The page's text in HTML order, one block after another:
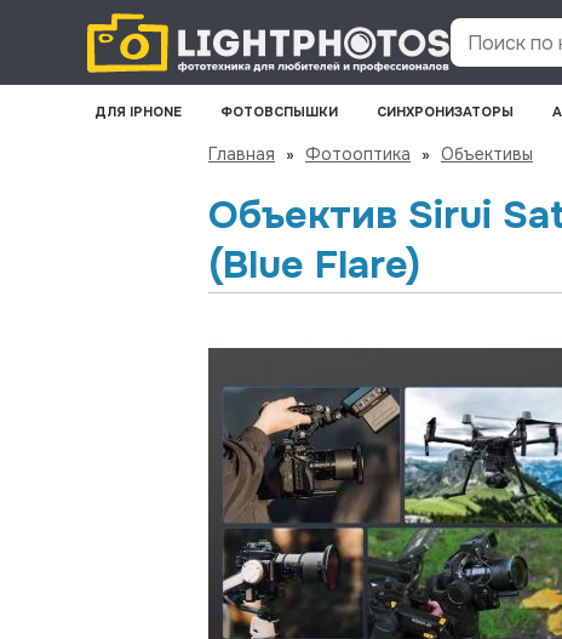
Поиск по
ДЛЯ IPHONE ФОТОВСПЫШКИ СИНХРОНИЗАТОРЫ
Главная » Фотооптика » Объективы
Объектив Sirui
(Blue Flare)